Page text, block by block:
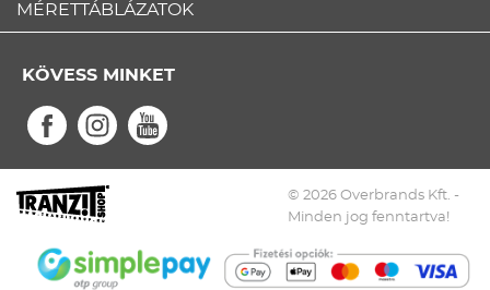
MÉRETTÁBLÁZATOK
KÖVESS MINKET
© 2026 Overbrands Kft. -
Minden jog fenntartva!